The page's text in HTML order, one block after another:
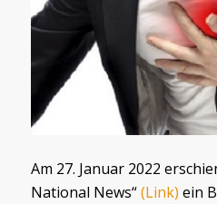
Am 27. Januar 2022
National News“(Link) ein